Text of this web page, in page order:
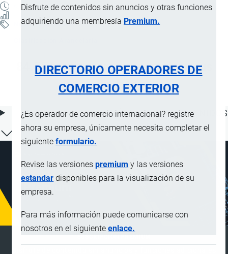
Disfrute de contenidos sin anuncios y otras funciones
adquiriendo una membresía Premium.
DIRECTORIO OPERADORES DE
COMERCIO EXTERIOR
¿Es operador de comercio internacional? registre
ahora su empresa, únicamente necesita completar el
siguienteformulario.
Revise las versionespremium y las versiones
estandar disponibles para la visualización de su
empresa.
Para más información puede comunicarse con
nosotros en el siguienteenlace.
6 MINUTOS
Notas Explicativas
84.55 Laminadores para metal y sus
cilindros
ÍNDICE DE CONTENIDOS